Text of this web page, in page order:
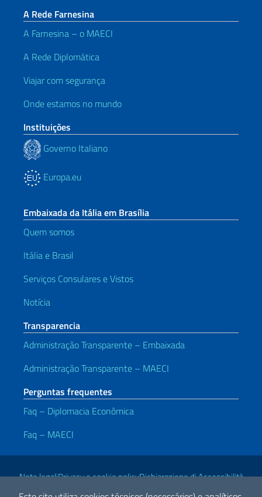
A Rede Farnesina
A Farnesina – o MAECI
A Rede Diplomática
Viajar com segurança
Onde estamos no mundo
Instituições
Governo Italiano
Europa.eu
Embaixada da Itália em Brasília
Quem somos
Itália e Brasil
Serviços Consulares e Vistos
Notícia
Transparencia
Administração Transparente – Embaixada
Administração Transparente – MAECI
Perguntas frequentes
Faq – Diplomacia Econômica
Faq – MAECI
Links Úteis
Note legaliPrivacy e cookie policyDichiarazione di Accessibilità